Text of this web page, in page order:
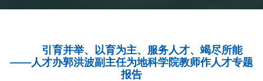
引育并举、以育为主、服务人才、竭尽所能
——人才办郭洪波副主任为地科学院教师作人才专题
报告